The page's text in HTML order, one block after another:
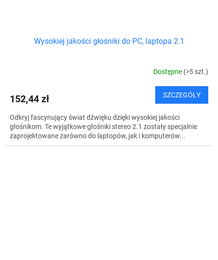
Wysokiej jakości głośniki do PC, laptopa 2.1
Dostępne (>5 szt.)
152,44 zł SZCZEGÓŁY
Odkryj fascynujący świat dźwięku dzięki wysokiej jakości
głośnikom. Te wyjątkowe głośniki stereo 2.1 zostały specjalnie
zaprojektowane zarówno do laptopów, jak i komputerów...